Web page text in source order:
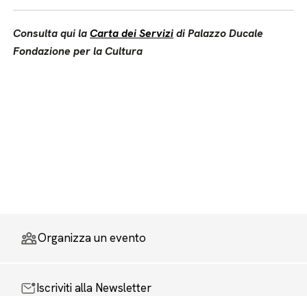
Consulta qui laCarta dei Servizidi Palazzo Ducale
Fondazione per la Cultura
Organizza un evento
Iscriviti alla Newsletter